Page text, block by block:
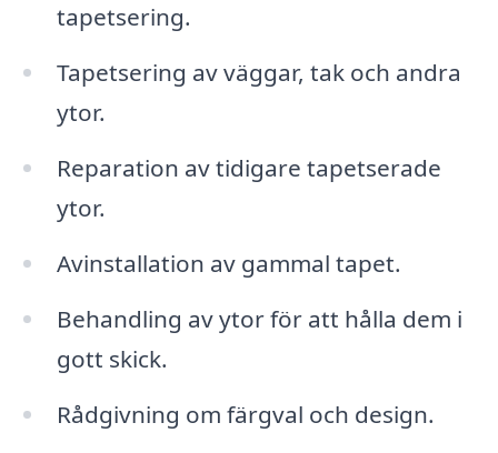
tapetsering.
Tapetsering av väggar, tak och andra
ytor.
Reparation av tidigare tapetserade
ytor.
Avinstallation av gammal tapet.
Behandling av ytor för att hålla dem i
gott skick.
Rådgivning om färgval och design.